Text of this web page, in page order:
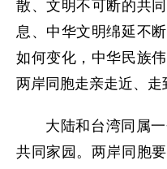
散、文明不可断的共
息、中华文明绵延不
如何变化，中华民族
两岸同胞走亲走近、走
大陆和台湾同属
共同家园。两岸同胞